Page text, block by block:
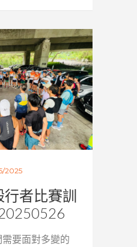
2025
者比賽訓
要面對多變的